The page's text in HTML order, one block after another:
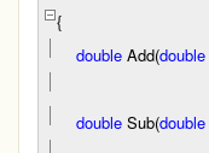
{
double Add(double
double Sub(double